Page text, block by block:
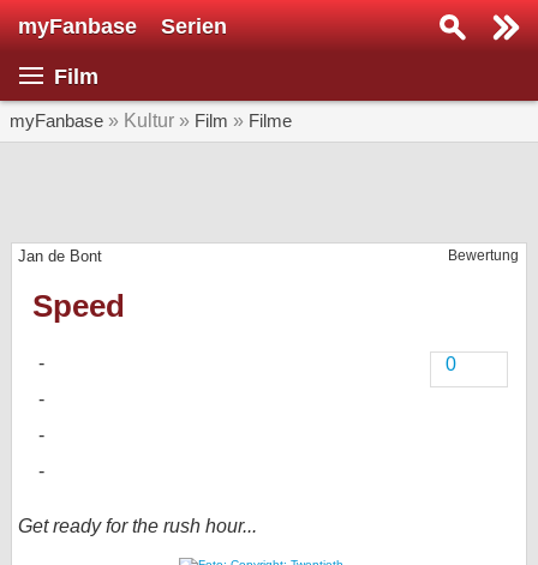
myFanbase Serien
Film
myFanbase » Kultur » Film » Filme
Bewertung
Jan de Bont
Speed
0
Get ready for the rush hour...
Serie suchen...
SERIEN
Forum